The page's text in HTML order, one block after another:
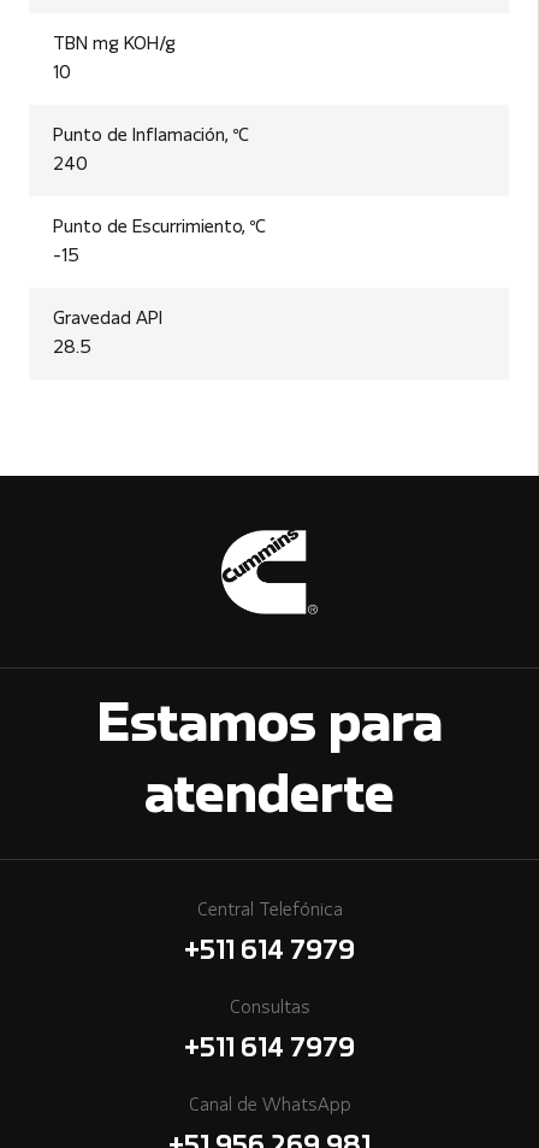
TBN mg KOH/g
10
Punto de Inflamación, ºC
240
Punto de Escurrimiento, ºC
-15
Gravedad API
28.5
Estamos para
atenderte
Central Telefónica
+511 614 7979
Consultas
+511 614 7979
Canal de WhatsApp